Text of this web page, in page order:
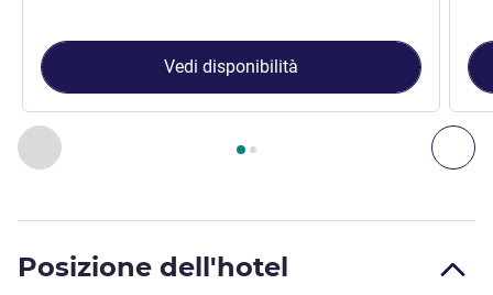
Precedente - Camera
Pagina , Camera 1 : Double Room , Camera 2 :
Vedi disponibilità
Posizione dell'hotel